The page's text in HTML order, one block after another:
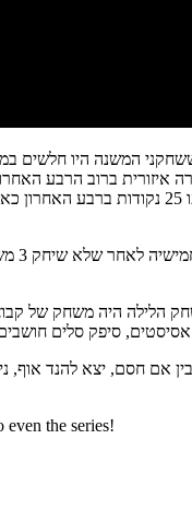
ברוב הרבע
הלילה היה משחק של
ריבאונדים ו-2 בלוקים. רוב ההתקפות
the series!